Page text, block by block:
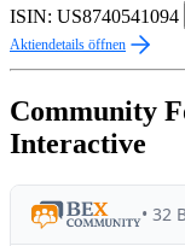
ISIN: US8740541094
Aktiendetails öffnen
Community
Interactive